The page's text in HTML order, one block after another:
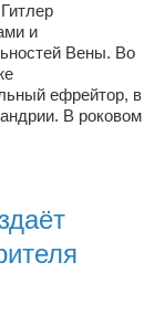
и
Вены. Во
ефрейтор, в
В роковом